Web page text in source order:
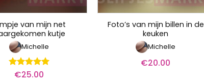
van mijn net
kutje
Michelle
Waardering
€25.00
Foto’s van mijn billen in de
keuken
Michelle
€20.00